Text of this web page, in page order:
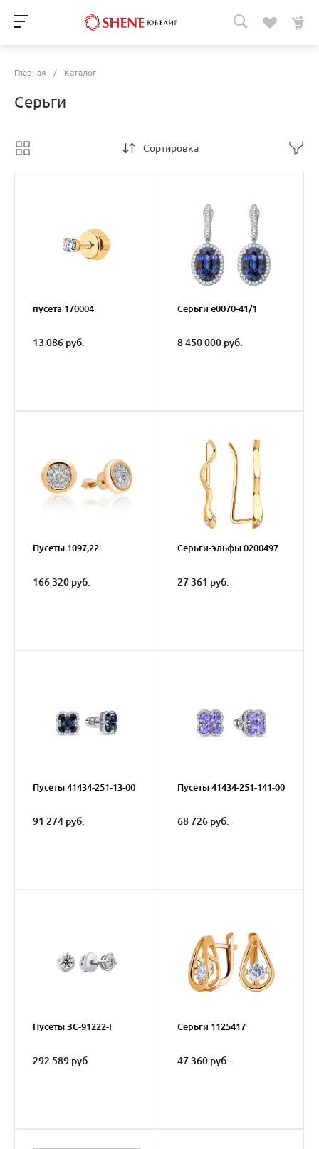
Главная / Каталог
Серьги
Сортировка
пусета 170004
13 086 руб.
Серьги e0070-41/1
8 450 000 руб.
Пусеты 1097,22
166 320 руб.
Серьги-эльфы 0200497
27 361 руб.
Пусеты 41434-251-13-00
91 274 руб.
Пусеты 41434-251-141-00
68 726 руб.
Пусеты ЗС-91222-I
292 589 руб.
Серьги 1125417
47 360 руб.